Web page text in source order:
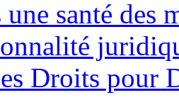
une santé des
Droits pour